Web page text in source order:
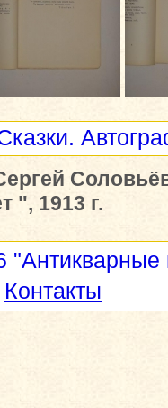
", 1913 г.
"Антикварные
Контакты